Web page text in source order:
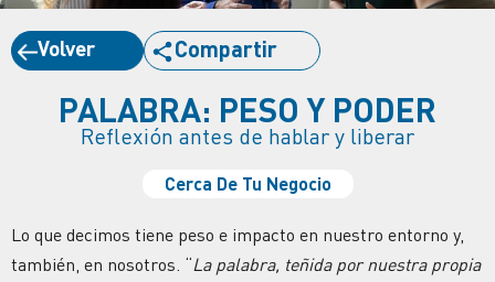
Volver Compartir
PALABRA: PESO Y PODER
Reflexión antes de hablar y liberar
Cerca De Tu Negocio
Lo que decimos tiene peso e impacto en nuestro entorno y,
también, en nosotros. “La palabra, teñida por nuestra propia